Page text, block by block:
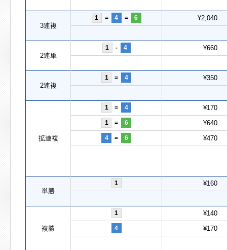
3連複
1 = 4 = 6 ¥2,040
2連単
1 - 4 ¥660
2連複
1 = 4 ¥350
拡連複
1 = 4 ¥170
1 = 6 ¥640
4 = 6 ¥470
単勝
1 ¥160
複勝
1 ¥140
4 ¥170